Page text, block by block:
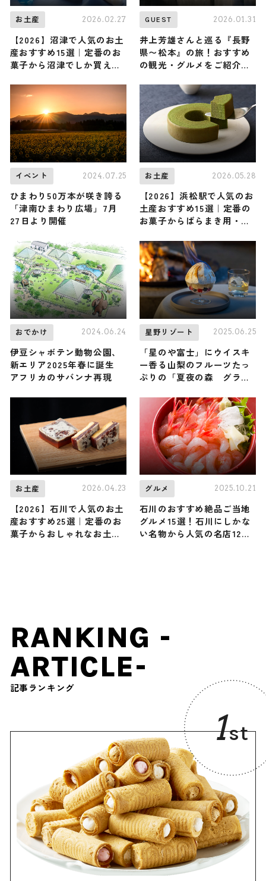
お土産 2026.02.27
【2026】沼津で人気のお土
産おすすめ15選｜定番のお
菓子から沼津でしか買えな
GUEST 2026.01.31
井上芳雄さんと巡る『長野
県〜松本』の旅！おすすめ
の観光・グルメをご紹介
イベント 2024.07.25
ひまわり50万本が咲き誇る
「津南ひまわり広場」7月
27日より開催
お土産 2026.05.28
【2026】浜松駅で人気のお
土産おすすめ15選｜定番の
お菓子からばらまき用・浜
おでかけ 2024.06.24
伊豆シャボテン動物公園、
新エリア2025年春に誕生
アフリカのサバンナ再現
星野リゾート 2025.06.25
「星のや富士」にウイスキ
ー香る山梨のフルーツたっ
ぷりの「夏夜の森 グラン
お土産 2026.04.23
【2026】石川で人気のお土
産おすすめ25選｜定番のお
菓子からおしゃれなお土
グルメ 2025.10.21
石川のおすすめ絶品ご当地
グルメ15選！石川にしかな
い名物から人気の名店12選
RANKING -
ARTICLE-
記事ランキング
1st